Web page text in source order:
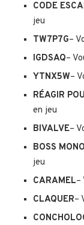
CODE
jeu
TW7P7G–
IGDSAQ–
YTNX5W–
RÉAGIR
en jeu
BIVALVE–
BOSS
jeu
CARAMEL–
CLAQUER–